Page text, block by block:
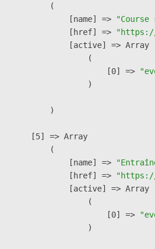
        (
            [name] =>
            [href] =>
            [active] => Array
                (
                    [0] =>
                )
        )
    [5] => Array
        (
            [name] =>
            [href] =>
            [active] => Array
                (
                    [0] =>
                )